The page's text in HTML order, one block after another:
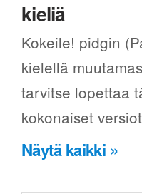
kieliä
Kokeile! pidgin
kielellä
tarvitse lopettaa
kokonaiset
Näytä kaikki »